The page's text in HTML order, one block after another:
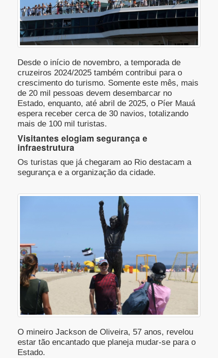
Desde o início de novembro, a temporada de
cruzeiros 2024/2025 também contribui para o
crescimento do turismo. Somente este mês, mais
de 20 mil pessoas devem desembarcar no
Estado, enquanto, até abril de 2025, o Píer Mauá
espera receber cerca de 30 navios, totalizando
mais de 100 mil turistas.
Visitantes elogiam segurança e
infraestrutura
Os turistas que já chegaram ao Rio destacam a
segurança e a organização da cidade.
O mineiro Jackson de Oliveira, 57 anos, revelou
estar tão encantado que planeja mudar-se para o
Estado.